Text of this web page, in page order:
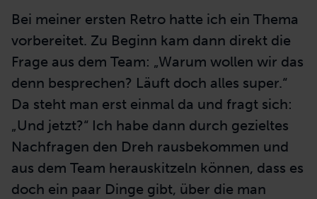
Bei meiner ersten Retro hatte ich ein Thema
vorbereitet. Zu Beginn kam dann direkt die
Frage aus dem Team: „Warum wollen wir das
denn besprechen? Läuft doch alles super.“
Da steht man erst einmal da und fragt sich:
„Und jetzt?“ Ich habe dann durch gezieltes
Nachfragen den Dreh rausbekommen und
aus dem Team herauskitzeln können, dass es
doch ein paar Dinge gibt, über die man